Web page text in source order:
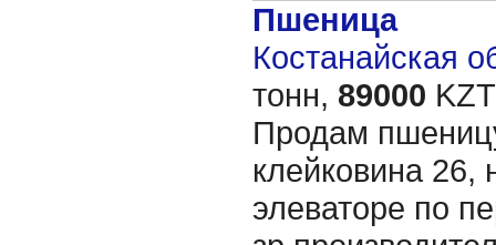
Пшеница
Костанайская
тонн, 89000
Продам
клейковина 26,
элеваторе по